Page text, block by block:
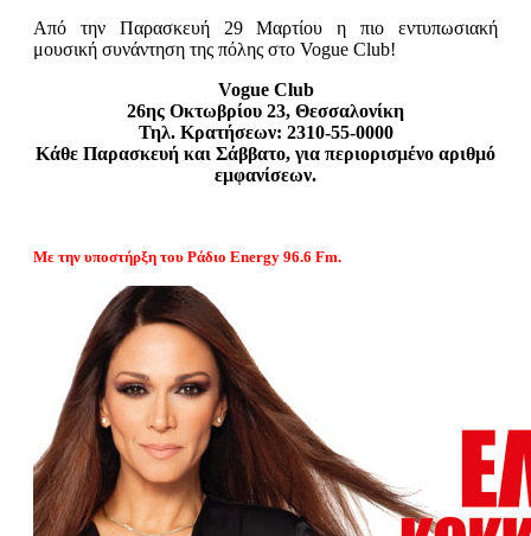
Από την Παρασκευή 29 Μαρτίου η πιο εντυπωσιακή
μουσική συνάντηση της πόλης στο Vogue Club!
Vogue Club
26ης Οκτωβρίου 23, Θεσσαλονίκη
Τηλ. Κρατήσεων: 2310-55-0000
Κάθε Παρασκευή και Σάββατο, για περιορισμένο αριθμό
εμφανίσεων.
Με την υποστήρξη του Ράδιο Energy 96.6 Fm.